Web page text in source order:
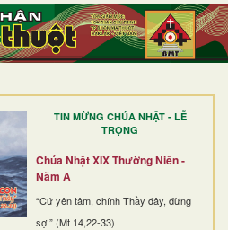
TIN MỪNG CHÚA NHẬT - LỄ
TRỌNG
Chúa Nhật XIX Thường Niên -
Năm A
“Cứ yên tâm, chính Thầy đây, đừng
sợ!” (Mt 14,22-33)